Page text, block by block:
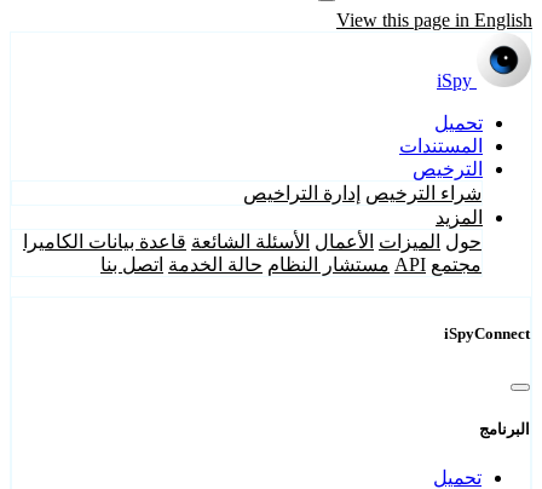
View this page in English
iSpy
تحميل
المستندات
الترخيص
شراء الترخيص إدارة التراخيص
المزيد
حول الميزات الأعمال الأسئلة الشائعة قاعدة بيانات الكاميرا
مجتمع API مستشار النظام حالة الخدمة اتصل بنا
iSpyConnect
البرنامج
تحميل